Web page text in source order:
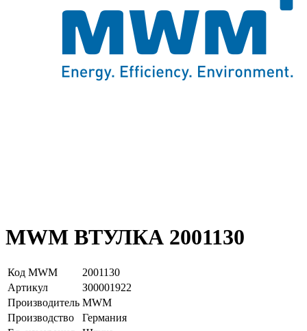
MWM ВТУЛКА 2001130
Код MWM
2001130
Артикул
З00001922
Производитель MWM
Производство
Германия